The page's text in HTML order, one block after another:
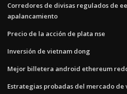
Corredores de divisas regulados de
apalancamiento
Precio de la acción de plata nse
Inversión de vietnam dong
Mejor billetera android ethereum
Estrategias probadas del mercado de